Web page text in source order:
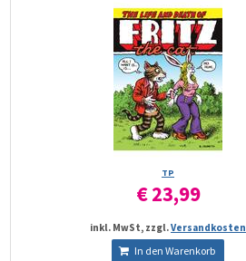
TP
€ 23,99
inkl. MwSt, zzgl.Versandkosten
In den Warenkorb